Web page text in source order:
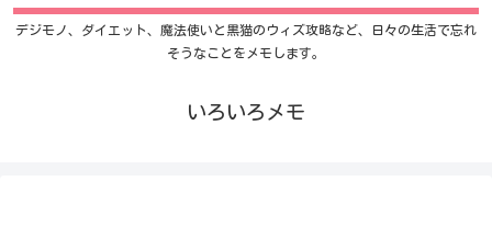
デジモノ、ダイエット、魔法使いと黒猫のウィズ攻略など、日々の生活で忘れ
そうなことをメモします。
いろいろメモ